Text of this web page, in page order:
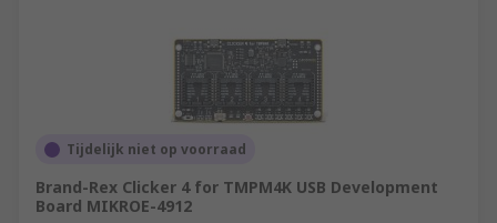
Tijdelijk niet op voorraad
Brand-Rex Clicker 4 for TMPM4K USB Development
Board MIKROE-4912